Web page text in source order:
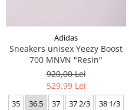
Adidas
Sneakers unisex Yeezy Boost
700 MNVN "Resin"
920,00 Lei
529,99 Lei
35 36.5 37 37 2/3
38 1/3